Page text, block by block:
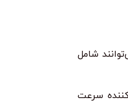
شامل
سرعت